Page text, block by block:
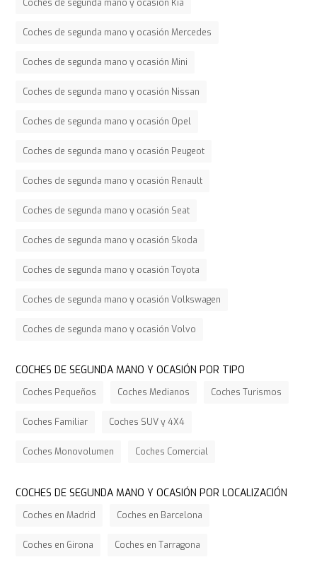
Coches de segunda mano y ocasión Kia
Coches de segunda mano y ocasión Mercedes
Coches de segunda mano y ocasión Mini
Coches de segunda mano y ocasión Nissan
Coches de segunda mano y ocasión Opel
Coches de segunda mano y ocasión Peugeot
Coches de segunda mano y ocasión Renault
Coches de segunda mano y ocasión Seat
Coches de segunda mano y ocasión Skoda
Coches de segunda mano y ocasión Toyota
Coches de segunda mano y ocasión Volkswagen
Coches de segunda mano y ocasión Volvo
COCHES DE SEGUNDA MANO Y OCASIÓN POR TIPO
Coches Pequeños Coches Medianos Coches Turismos
Coches Familiar Coches SUV y 4X4
Coches Monovolumen Coches Comercial
COCHES DE SEGUNDA MANO Y OCASIÓN POR LOCALIZACIÓN
Coches en Madrid Coches en Barcelona
Coches en Girona Coches en Tarragona